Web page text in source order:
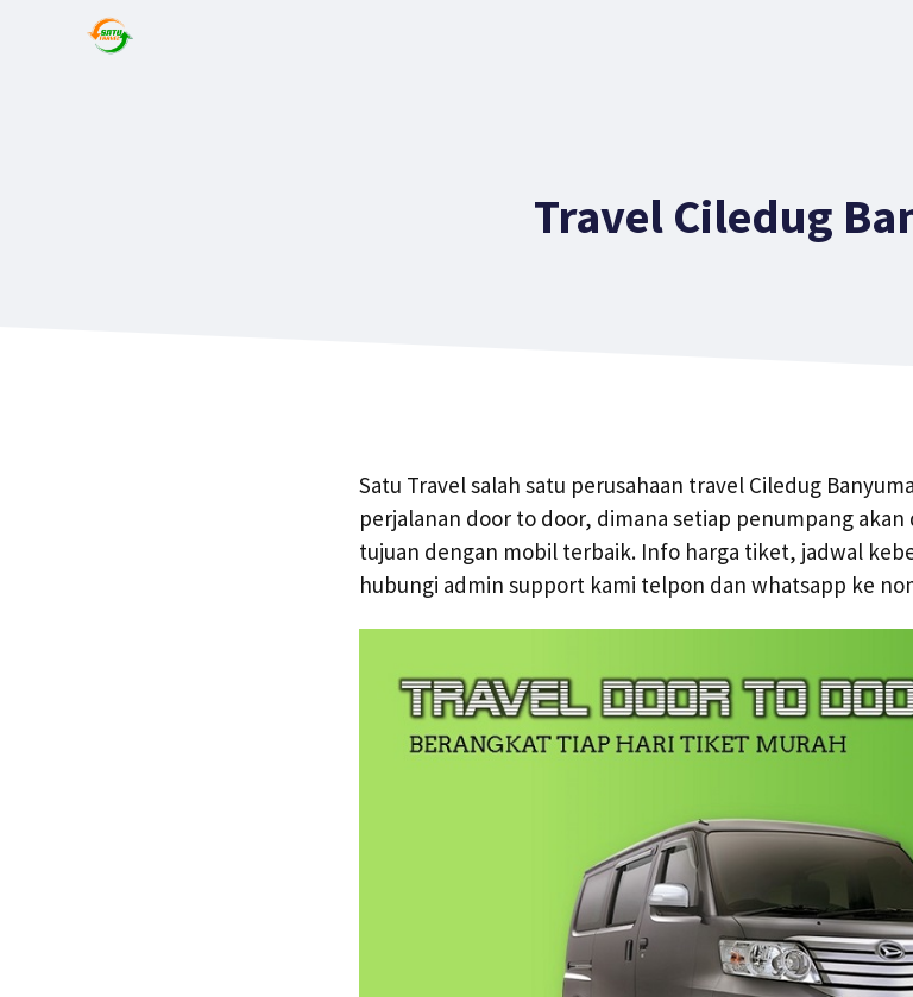
Travel Ciledug
Satu Travel salah satu perusahaan travel Ciledug
perjalanan door to door, dimana setiap penumpang
tujuan dengan mobil terbaik. Info harga tiket, jadwal
hubungi admin support kami telpon dan whatsapp ke